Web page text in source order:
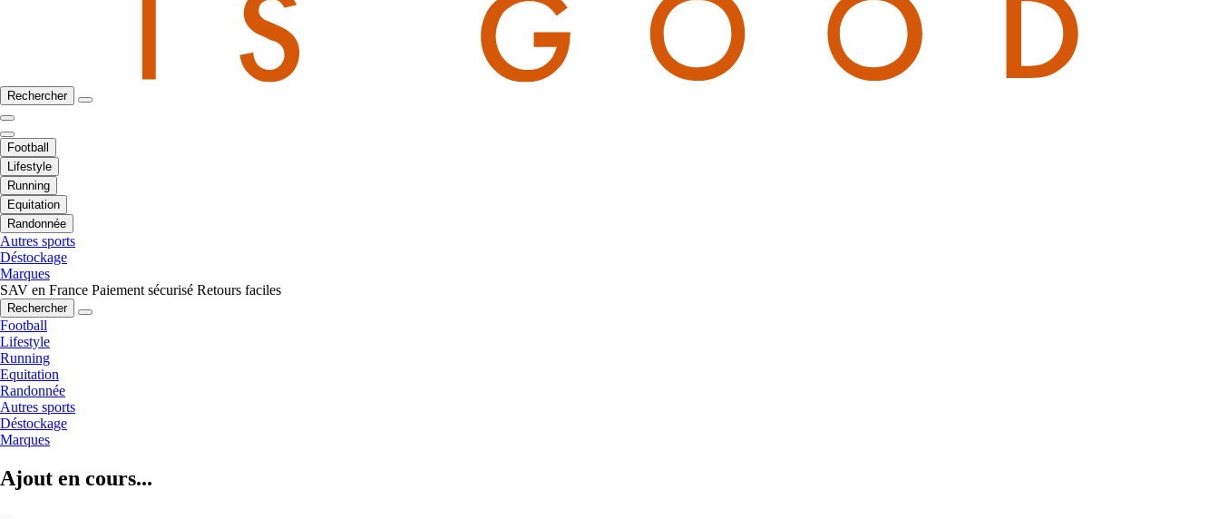
Rechercher
Football
Lifestyle
Running
Equitation
Randonnée
Autres sports
Déstockage
Marques
SAV en France Paiement sécurisé Retours faciles
Rechercher
Football
Lifestyle
Running
Equitation
Randonnée
Autres sports
Déstockage
Marques
Ajout en cours...